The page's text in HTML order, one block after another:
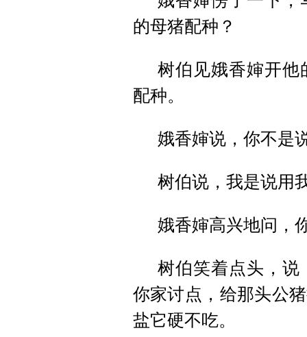
的母猪配种？
树伯见娥香婶开他
配种。
娥香婶说，你不是
树伯说，我是说用
娥香婶高兴地问，
树伯笑着点头，说
你家讨点，给那头公
盐它硬不吃。